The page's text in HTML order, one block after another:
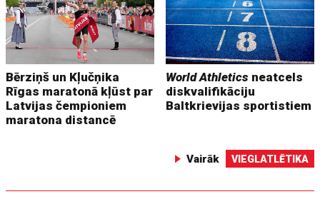
Bērziņš un Kļučņika
Rīgas maratonā kļūst par
Latvijas čempioniem
maratona distancē
World Athletics neatcels
diskvalifikāciju
Baltkrievijas sportistiem
Vairāk VIEGLATLĒTIKA